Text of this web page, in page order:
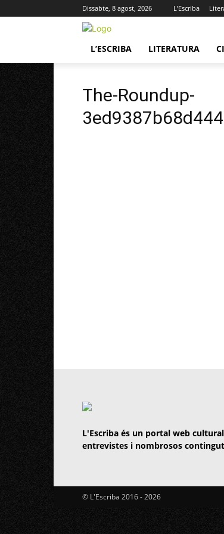
Dissabte, 8 agost, 2026 L’Escriba
L’ESCRIBA LITERATURA
The-Roundup-
L'Escriba és un portal web
entrevistes i nombrosos
© L'Escriba 2016 -2026